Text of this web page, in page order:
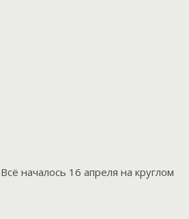
началось 16 апреля на круглом